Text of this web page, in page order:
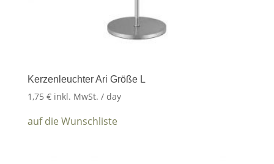
Kerzenleuchter Ari Größe L
1,75 € inkl. MwSt. / day
auf die Wunschliste